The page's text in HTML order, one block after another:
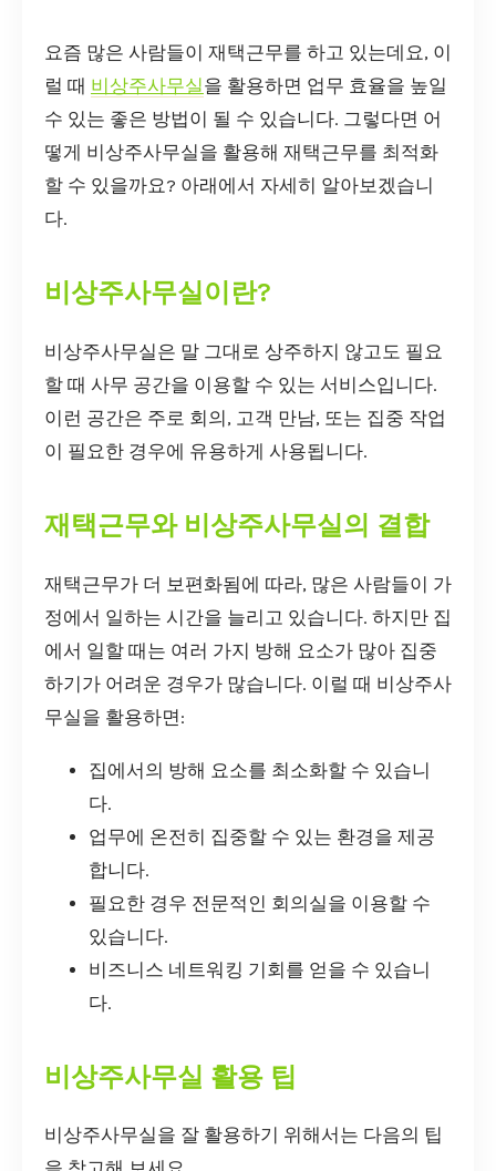
요즘 많은 사람들이 재택근무를 하고 있는데요, 이
럴 때 비상주사무실을 활용하면 업무 효율을 높일
수 있는 좋은 방법이 될 수 있습니다. 그렇다면 어
떻게 비상주사무실을 활용해 재택근무를 최적화
할 수 있을까요? 아래에서 자세히 알아보겠습니
다.
비상주사무실이란?
비상주사무실은 말 그대로 상주하지 않고도 필요
할 때 사무 공간을 이용할 수 있는 서비스입니다.
이런 공간은 주로 회의, 고객 만남, 또는 집중 작업
이 필요한 경우에 유용하게 사용됩니다.
재택근무와 비상주사무실의 결합
재택근무가 더 보편화됨에 따라, 많은 사람들이 가
정에서 일하는 시간을 늘리고 있습니다. 하지만 집
에서 일할 때는 여러 가지 방해 요소가 많아 집중
하기가 어려운 경우가 많습니다. 이럴 때 비상주사
무실을 활용하면:
집에서의 방해 요소를 최소화할 수 있습니
다.
업무에 온전히 집중할 수 있는 환경을 제공
합니다.
필요한 경우 전문적인 회의실을 이용할 수
있습니다.
비즈니스 네트워킹 기회를 얻을 수 있습니
다.
비상주사무실 활용 팁
비상주사무실을 잘 활용하기 위해서는 다음의 팁